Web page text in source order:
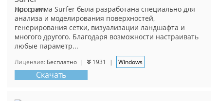
Программа Surfer была разработана специально для
анализа и моделирования поверхностей,
генерирования сетки, визуализации ландшафта и
многого другого. Благодаря возможности настраивать
любые параметр...
Лицензия: Бесплатно | 1931 | Windows
Скачать